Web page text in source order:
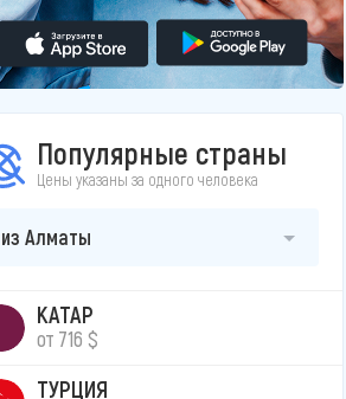
Популярные страны
Цены указаны за одного человека
из Алматы
КАТАР
от 716 $
ТУРЦИЯ